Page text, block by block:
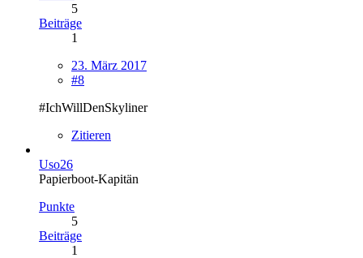
5
Beiträge
1
23. März 2017
#8
#IchWillDenSkyliner
Zitieren
Uso26
Papierboot-Kapitän
Punkte
5
Beiträge
1